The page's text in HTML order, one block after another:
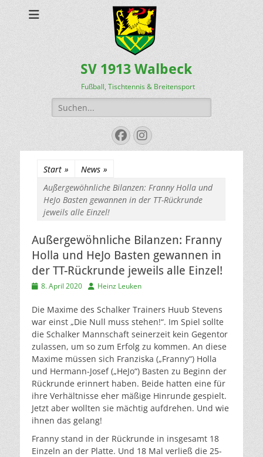
SV 1913 Walbeck
Fußball, Tischtennis & Breitensport
Suchen
nach:
Facebook
Instagram
Start » News »
Außergewöhnliche Bilanzen: Franny Holla und
HeJo Basten gewannen in der TT-Rückrunde
jeweils alle Einzel!
Außergewöhnliche Bilanzen: Franny
Holla und HeJo Basten gewannen in
der TT-Rückrunde jeweils alle Einzel!
Veröffentlicht
8. April 2020 AutorHeinz Leuken
Die Maxime des Schalker Trainers Huub Stevens
war einst „Die Null muss stehen!“. Im Spiel sollte
die Schalker Mannschaft seinerzeit kein Gegentor
zulassen, um so zum Erfolg zu kommen. An diese
Maxime müssen sich Franziska („Franny“) Holla
und Hermann-Josef („HeJo“) Basten zu Beginn der
Rückrunde erinnert haben. Beide hatten eine für
ihre Verhältnisse eher mäßige Hinrunde gespielt.
Jetzt aber wollten sie mächtig aufdrehen. Und wie
ihnen das gelang!
Franny stand in der Rückrunde in insgesamt 18
Einzeln an der Platte. Und 18 Mal verließ die 25-